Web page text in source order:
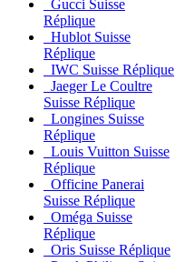
Gucci Suisse
Réplique
Hublot Suisse
Réplique
IWC Suisse Réplique
Jaeger Le Coultre
Suisse Réplique
Longines Suisse
Réplique
Louis Vuitton Suisse
Réplique
Officine Panerai
Suisse Réplique
Oméga Suisse
Réplique
Oris Suisse Réplique